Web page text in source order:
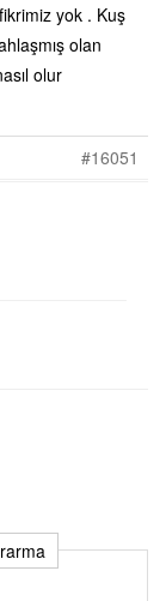
yok . Kuş
olan
olur
#16051